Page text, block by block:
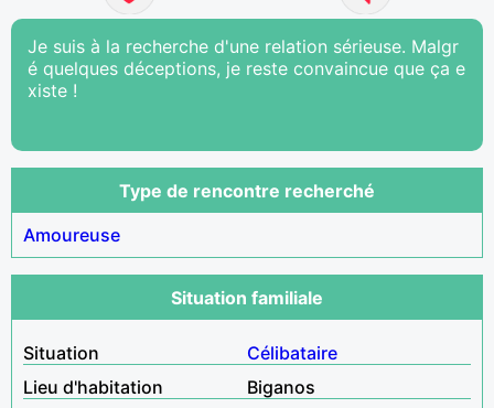
Je suis à la recherche d'une relation sérieuse. Malgr
é quelques déceptions, je reste convaincue que ça e
xiste !
Type de rencontre recherché
Amoureuse
Situation familiale
Situation
Célibataire
Lieu d'habitation
Biganos